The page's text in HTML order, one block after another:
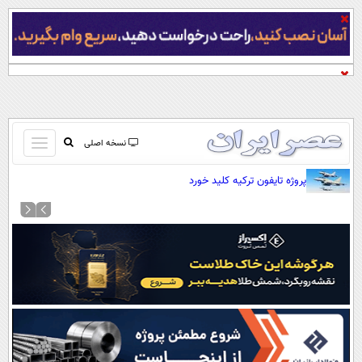
نسخه اصلی
باز
و
کردن
منو
صفحه اول
آرشیو
نظرسنجی
آب و هوا
اوقات شرعی
سواد زندگی
پروژه تایفون ترکیه کلید خورد